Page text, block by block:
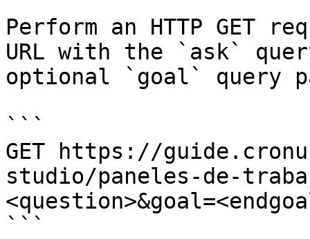
Perform an HTTP GET
URL with the `ask`
optional `goal` query
```
GET https://
studio/paneles-de-
```